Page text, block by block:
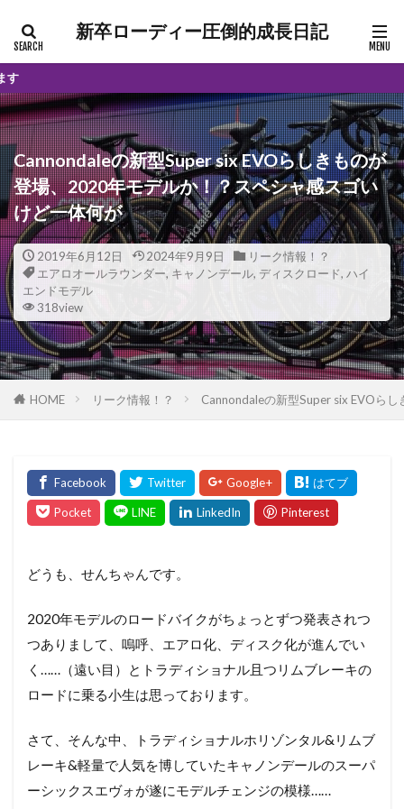
新卒ローディー圧倒的成長日記
Cannondaleの新型Super six EVOらしきものが
登場、2020年モデルか！？スペシャ感スゴい
けど一体何が
2019年6月12日 2024年9月9日
リーク情報！？
エアロオールラウンダー, キャノンデール, ディスクロード, ハイ
エンドモデル
318view
HOME リーク情報！？ Cannondaleの新型Super six EVOら
どうも、せんちゃんです。
2020年モデルのロードバイクがちょっとずつ発表されつ
つありまして、嗚呼、エアロ化、ディスク化が進んでい
く……（遠い目）とトラディショナル且つリムブレーキの
ロードに乗る小生は思っております。
さて、そんな中、トラディショナルホリゾンタル&リムブ
レーキ&軽量で人気を博していたキャノンデールのスーパ
ーシックスエヴォが遂にモデルチェンジの模様……